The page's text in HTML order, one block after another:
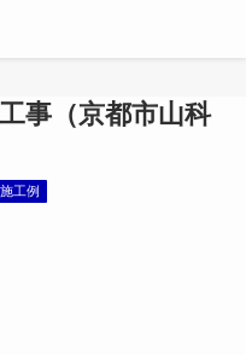
事（京都市山科
工例